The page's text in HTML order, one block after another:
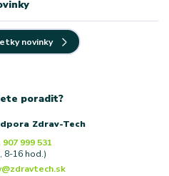
novinky
poradit?
Zdrav-Tech
907 999 531
8-16 hod.)